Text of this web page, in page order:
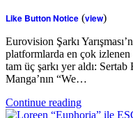
Like Button Notice (view)
Eurovision Şarkı
platformlarda en çok
tam üç şarkı yer aldı:
Manga’nın “We…
Continue reading